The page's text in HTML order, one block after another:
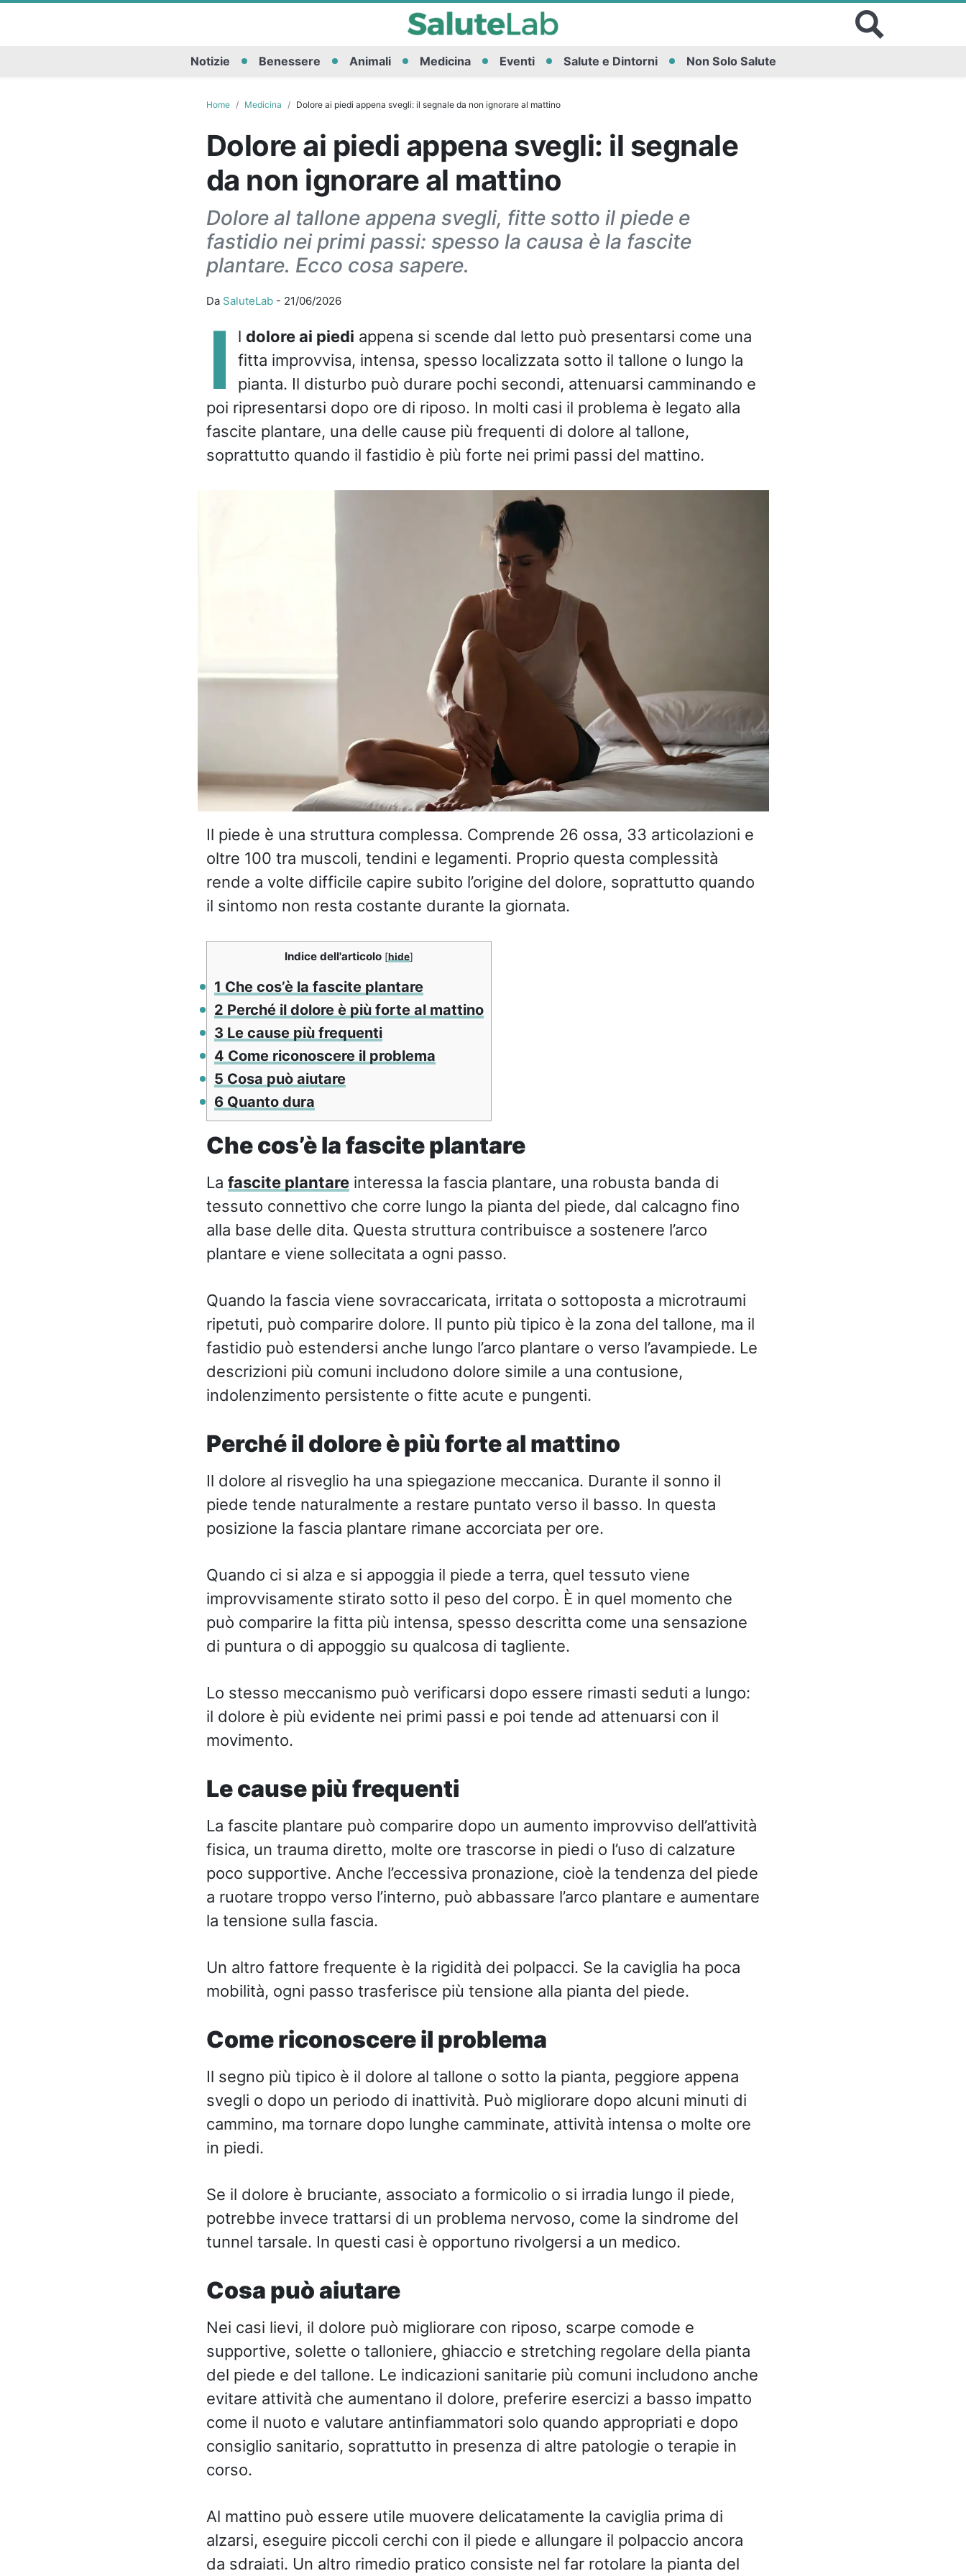
Notizie Benessere Animali Medicina Eventi Salute e Dintorni Non Solo Salute
Home Medicina Dolore ai piedi appena svegli: il segnale da non ignorare al mattino
Dolore ai piedi appena svegli: il segnale
da non ignorare al mattino
Dolore al tallone appena svegli, fitte sotto il piede e
fastidio nei primi passi: spesso la causa è la fascite
plantare. Ecco cosa sapere.
Da SaluteLab- 21/06/2026
I l dolore ai piedi appena si scende dal letto può presentarsi come una
fitta improvvisa, intensa, spesso localizzata sotto il tallone o lungo la
pianta. Il disturbo può durare pochi secondi, attenuarsi camminando e
poi ripresentarsi dopo ore di riposo. In molti casi il problema è legato alla
fascite plantare, una delle cause più frequenti di dolore al tallone,
soprattutto quando il fastidio è più forte nei primi passi del mattino.
Il piede è una struttura complessa. Comprende 26 ossa, 33 articolazioni e
oltre 100 tra muscoli, tendini e legamenti. Proprio questa complessità
rende a volte difficile capire subito l’origine del dolore, soprattutto quando
il sintomo non resta costante durante la giornata.
Indice dell'articolo [hide]
1 Che cos’è la fascite plantare
2 Perché il dolore è più forte al mattino
3 Le cause più frequenti
4 Come riconoscere il problema
5 Cosa può aiutare
6Quanto dura
Che cos’è la fascite plantare
La fascite plantareinteressa la fascia plantare, una robusta banda di
tessuto connettivo che corre lungo la pianta del piede, dal calcagno fino
alla base delle dita. Questa struttura contribuisce a sostenere l’arco
plantare e viene sollecitata a ogni passo.
Quando la fascia viene sovraccaricata, irritata o sottoposta a microtraumi
ripetuti, può comparire dolore. Il punto più tipico è la zona del tallone, ma il
fastidio può estendersi anche lungo l’arco plantare o verso l’avampiede. Le
descrizioni più comuni includono dolore simile a una contusione,
indolenzimento persistente o fitte acute e pungenti.
Perché il dolore è più forte al mattino
Il dolore al risveglio ha una spiegazione meccanica. Durante il sonno il
piede tende naturalmente a restare puntato verso il basso. In questa
posizione la fascia plantare rimane accorciata per ore.
Quando ci si alza e si appoggia il piede a terra, quel tessuto viene
improvvisamente stirato sotto il peso del corpo. È in quel momento che
può comparire la fitta più intensa, spesso descritta come una sensazione
di puntura o di appoggio su qualcosa di tagliente.
Lo stesso meccanismo può verificarsi dopo essere rimasti seduti a lungo:
il dolore è più evidente nei primi passi e poi tende ad attenuarsi con il
movimento.
Le cause più frequenti
La fascite plantare può comparire dopo un aumento improvviso dell’attività
fisica, un trauma diretto, molte ore trascorse in piedi o l’uso di calzature
poco supportive. Anche l’eccessiva pronazione, cioè la tendenza del piede
a ruotare troppo verso l’interno, può abbassare l’arco plantare e aumentare
la tensione sulla fascia.
Un altro fattore frequente è la rigidità dei polpacci. Se la caviglia ha poca
mobilità, ogni passo trasferisce più tensione alla pianta del piede.
Come riconoscere il problema
Il segno più tipico è il dolore al tallone o sotto la pianta, peggiore appena
svegli o dopo un periodo di inattività. Può migliorare dopo alcuni minuti di
cammino, ma tornare dopo lunghe camminate, attività intensa o molte ore
in piedi.
Se il dolore è bruciante, associato a formicolio o si irradia lungo il piede,
potrebbe invece trattarsi di un problema nervoso, come la sindrome del
tunnel tarsale. In questi casi è opportuno rivolgersi a un medico.
Cosa può aiutare
Nei casi lievi, il dolore può migliorare con riposo, scarpe comode e
supportive, solette o talloniere, ghiaccio e stretching regolare della pianta
del piede e del tallone. Le indicazioni sanitarie più comuni includono anche
evitare attività che aumentano il dolore, preferire esercizi a basso impatto
come il nuoto e valutare antinfiammatori solo quando appropriati e dopo
consiglio sanitario, soprattutto in presenza di altre patologie o terapie in
corso.
Al mattino può essere utile muovere delicatamente la caviglia prima di
alzarsi, eseguire piccoli cerchi con il piede e allungare il polpaccio ancora
da sdraiati. Un altro rimedio pratico consiste nel far rotolare la pianta del